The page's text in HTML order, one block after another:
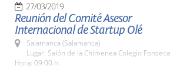
27/03/2019
Reunión del Comité Asesor
Internacional de Startup Olé
Salamanca (Salamanca)
Lugar: Salón de la Chimenea Colegio Fonseca
Hora: 09:00 h.